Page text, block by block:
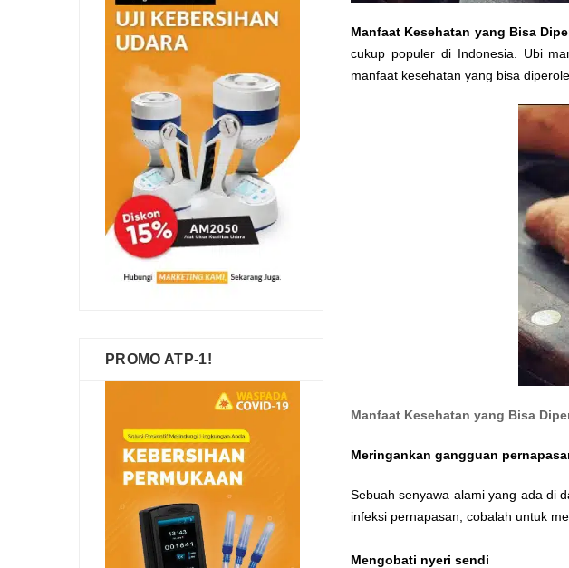
Manfaat Kesehatan yang Bisa
cukup populer di Indonesia. Ubi
manfaat kesehatan yang bisa
Manfaat Kesehatan yang Bisa
Meringankan gangguan
Sebuah senyawa alami yang ada di
infeksi pernapasan, cobalah untuk
Mengobati nyeri sendi
PROMO ATP-1!